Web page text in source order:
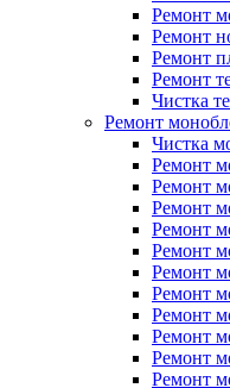
Ремонт
Ремонт
Ремонт
Ремонт
Чистка
Ремонт
Чистка
Ремонт
Ремонт
Ремонт
Ремонт
Ремонт
Ремонт
Ремонт
Ремонт
Ремонт
Ремонт
Ремонт